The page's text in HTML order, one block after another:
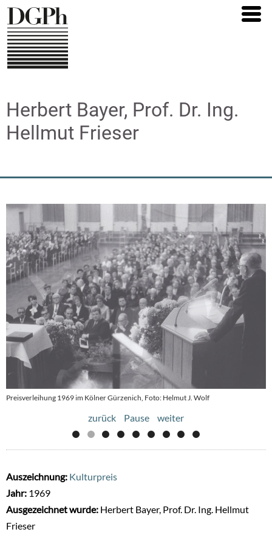
Direkt
zum
Inhalt
Herbert Bayer, Prof. Dr. Ing.
Hellmut Frieser
Preisverleihung 1969 im Kölner Gürzenich, Foto: Helmut J. Wolf
zurück Pause weiter
Auszeichnung: Kulturpreis
Jahr: 1969
Ausgezeichnet wurde: Herbert Bayer, Prof. Dr. Ing. Hellmut
Frieser